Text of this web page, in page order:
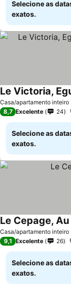
Selecione as
exatos.
Casa/apartamento inteiro
8,7 Excelente 24
Selecione as
exatos.
Casa/apartamento inteiro
Le Cepage,
9,1 Excelente 26
Selecione as
exatos.